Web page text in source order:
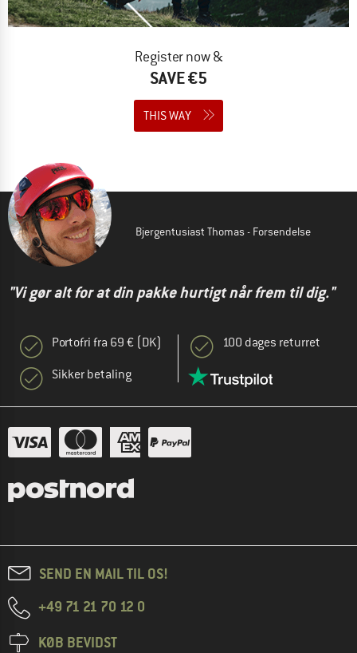
Register now &
SAVE €5
THIS WAY
Bjergentusiast Thomas - Forsendelse
"Vi gør alt for at din pakke hurtigt når frem til dig."
Portofri fra 69 € (DK)
Sikker betaling
100 dages returret
SEND EN MAIL TIL OS!
+49 71 21 70 12 0
KØB BEVIDST